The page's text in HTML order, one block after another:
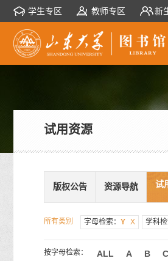
学生专区 教师专区 新
试用资源
版权公告 资源导航 试
所有类别 字母检索： Y X 学科检
按字母检索： ALL A B C